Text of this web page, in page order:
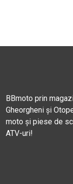
BBmoto prin
Gheorgheni și
moto și piese de
ATV-uri!